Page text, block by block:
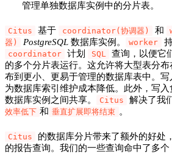
管理单独数据库实例中的分片表。
Citus 基于 coordinator(协调器) 和
器)
PostgreSQL 数据库实例。 worker
coordinator 计划 SQL 查询，以便它
的多个分片表运行。这允许将大型表分
布到更小、更易于管理的数据库表中。
为数据库索引维护成本降低。此外，写
数据库实例之间共享。
Citus 解决了我
效率低下 和 垂直扩展即将结束 。
Citus
的数据库分片带来了额外的好处
的报告查询。我们的一些查询命中了多个